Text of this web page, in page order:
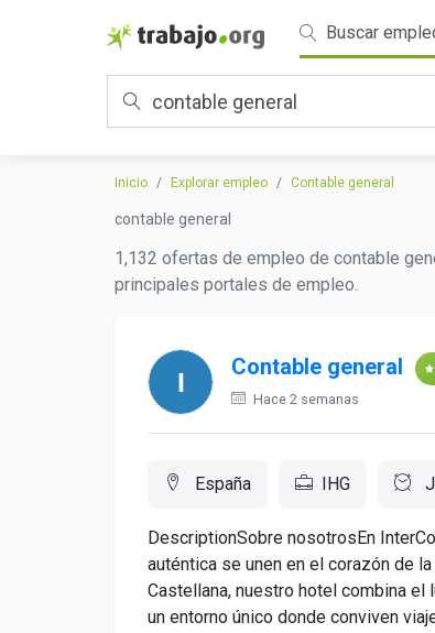
Buscar
Inicio Explorar empleo Contable general
contable general
1,132 ofertas de empleo de contable
principales portales de empleo.
Contable general
Hace 2 semanas
España IHG
DescriptionSobre nosotrosEn
auténtica se unen en el corazón de
Castellana, nuestro hotel combina
un entorno único donde conviven